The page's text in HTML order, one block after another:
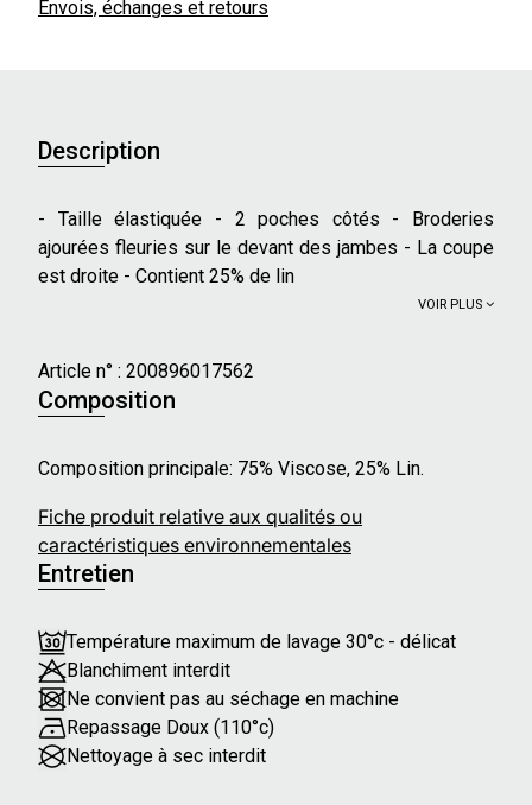
Envois, échanges et retours
Description
- Taille élastiquée - 2 poches côtés - Broderies
ajourées fleuries sur le devant des jambes - La coupe
est droite - Contient 25% de lin
VOIR PLUS
Article n° : 200896017562
Composition
Composition principale: 75% Viscose, 25% Lin.
Fiche produit relative aux qualités ou
caractéristiques environnementales
Entretien
Température maximum de lavage 30°c - délicat
Blanchiment interdit
Ne convient pas au séchage en machine
Repassage Doux (110°c)
Nettoyage à sec interdit